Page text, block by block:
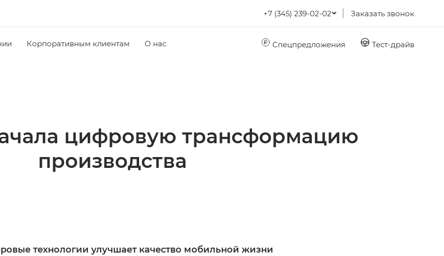
+7 (345) 239-02-02 Заказать звонок
Корпоративным клиентам О нас Спецпредложения Тест-драйв
цифровую трансформацию
производства
технологии улучшает качество мобильной жизни